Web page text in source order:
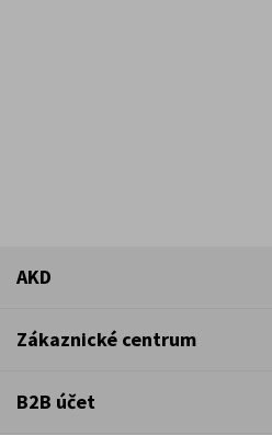
AKD
Zákaznické centrum
B2B účet